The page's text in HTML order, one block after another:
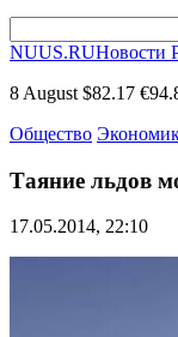
NUUS.RUНовости
8 August $82.17
Общество
Таяние льдов
17.05.2014, 22:10